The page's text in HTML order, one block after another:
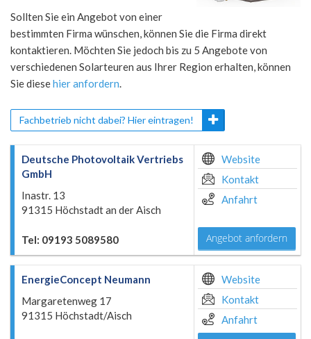
Sollten Sie ein Angebot von einer
bestimmten Firma wünschen, können Sie die Firma direkt
kontaktieren. Möchten Sie jedoch bis zu 5 Angebote von
verschiedenen Solarteuren aus Ihrer Region erhalten, können
Sie diesehier anfordern.
Fachbetrieb nicht dabei? Hier eintragen!
Deutsche Photovoltaik Vertriebs
GmbH
Inastr. 13
91315 Höchstadt an der Aisch
Tel: 09193 5089580
Website
Kontakt
Anfahrt
Angebot anfordern
EnergieConcept Neumann
Margaretenweg 17
91315 Höchstadt/Aisch
Website
Kontakt
Anfahrt